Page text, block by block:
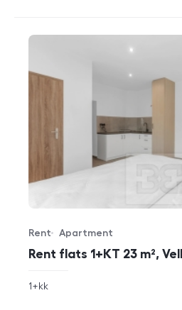
Rent flats 1+KT 23 m²,
Offer type
Rent
Property type
Apartment
rozměry
1+kk